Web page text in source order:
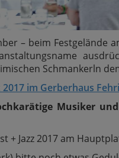
– beim Festgelände
Schmankerln
2017 im Gerberhaus
Musiker
+ Jazz 2017 am